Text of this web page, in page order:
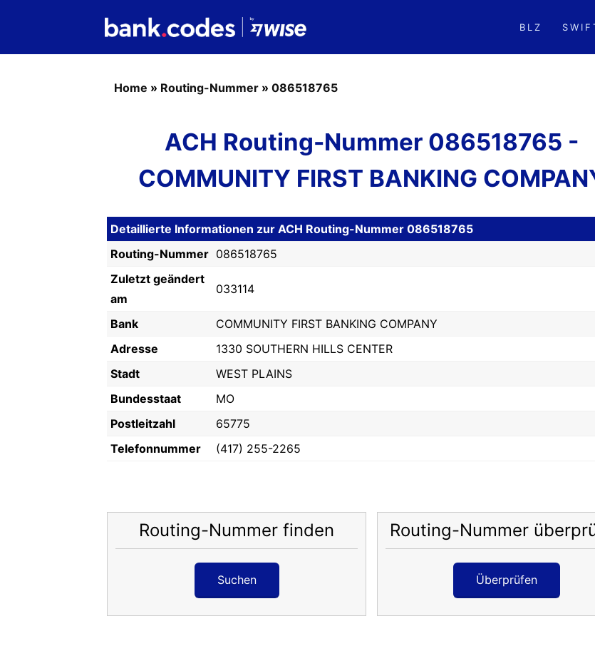
BLZ
Home » Routing-Nummer » 086518765
ACH Routing-Nummer 086518765 -
COMMUNITY FIRST BANKING
Detaillierte Informationen zur ACH Routing-Nummer 086518765
Routing-Nummer 086518765
Zuletzt geändert
am
033114
Bank
COMMUNITY FIRST BANKING COMPANY
Adresse
1330 SOUTHERN HILLS CENTER
Stadt
WEST PLAINS
Bundesstaat
MO
Postleitzahl
65775
Telefonnummer
(417) 255-2265
Routing-Nummer finden
Suchen
Routing-Nummer
Überprüfen